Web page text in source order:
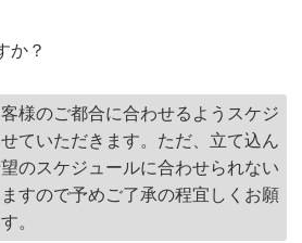
か？
様のご都合に合わせるようスケジ
ていただきます。ただ、立て込ん
のスケジュールに合わせられない
すので予めご了承の程宜しくお願
。